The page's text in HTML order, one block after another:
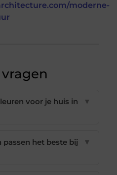
moderne-
voor je huis in
▼
het beste bij
▼